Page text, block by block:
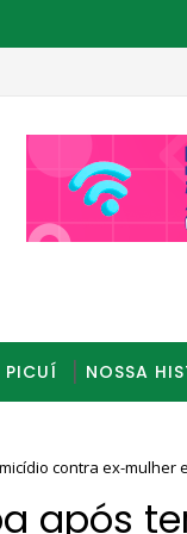
PICUÍ NOSSA
contra ex-mulher
após